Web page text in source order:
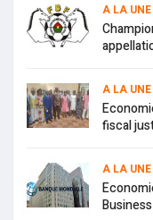
A LA UNE
A LA UNE
fiscal
A LA UNE
Business